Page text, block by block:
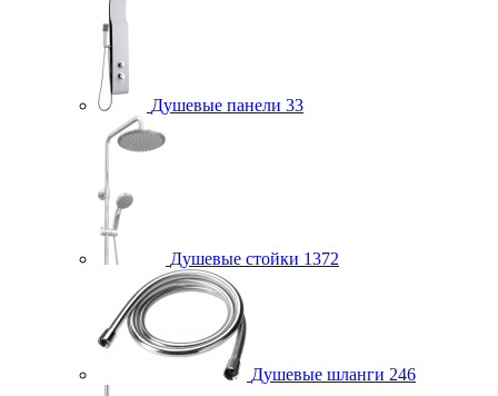
Душевые панели 33
Душевые стойки 1372
Душевые шланги 246